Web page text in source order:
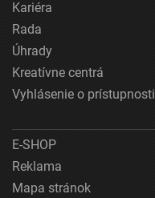
Kariéra
Rada
Úhrady
Kreatívne centrá
Vyhlásenie o prístupnosti
E-SHOP
Reklama
Mapa stránok